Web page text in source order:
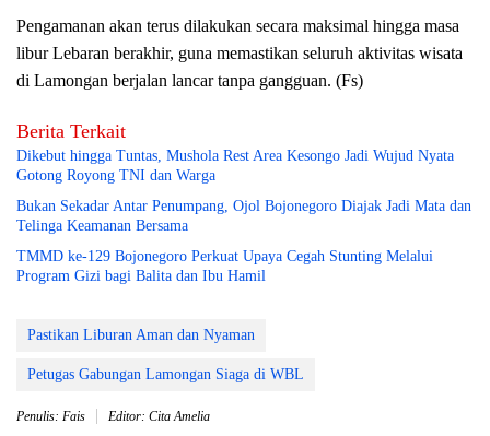
Pengamanan akan terus dilakukan secara maksimal hingga masa
libur Lebaran berakhir, guna memastikan seluruh aktivitas wisata
di Lamongan berjalan lancar tanpa gangguan. (Fs)
Berita Terkait
Dikebut hingga Tuntas, Mushola Rest Area Kesongo Jadi Wujud Nyata
Gotong Royong TNI dan Warga
Bukan Sekadar Antar Penumpang, Ojol Bojonegoro Diajak Jadi Mata dan
Telinga Keamanan Bersama
TMMD ke-129 Bojonegoro Perkuat Upaya Cegah Stunting Melalui
Program Gizi bagi Balita dan Ibu Hamil
Pastikan Liburan Aman dan Nyaman
Petugas Gabungan Lamongan Siaga di WBL
Penulis: Fais Editor: Cita Amelia